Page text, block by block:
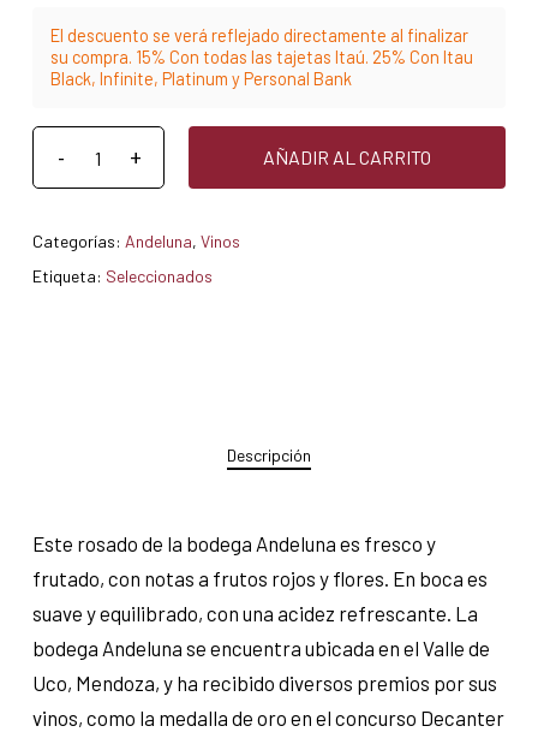
El descuento se verá reflejado directamente al finalizar
su compra. 15% Con todas las tajetas Itaú. 25% Con Itau
Black, Infinite, Platinum y Personal Bank
AÑADIR AL CARRITO
Categorías: Andeluna, Vinos
Etiqueta: Seleccionados
Descripción
Este rosado de la bodega Andeluna es fresco y
frutado, con notas a frutos rojos y flores. En boca es
suave y equilibrado, con una acidez refrescante. La
bodega Andeluna se encuentra ubicada en el Valle de
Uco, Mendoza, y ha recibido diversos premios por sus
vinos, como la medalla de oro en el concurso Decanter